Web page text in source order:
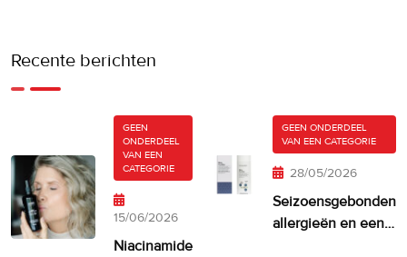
Recente berichten
GEEN
ONDERDEEL
VAN EEN
CATEGORIE
15/06/2026
Niacinamide
GEEN ONDERDEEL
VAN EEN CATEGORIE
28/05/2026
Seizoensgebonden
allergieën en een